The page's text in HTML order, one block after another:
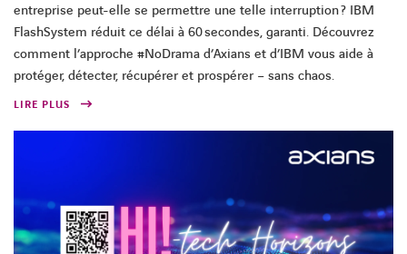
entreprise peut-elle se permettre une telle interruption ? IBM
FlashSystem réduit ce délai à 60 secondes, garanti. Découvrez
comment l’approche #NoDrama d’Axians et d’IBM vous aide à
protéger, détecter, récupérer et prospérer – sans chaos.
LIRE PLUS